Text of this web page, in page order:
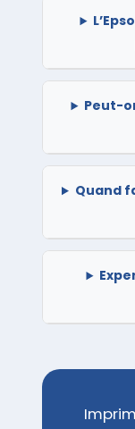
Peut-
Quand